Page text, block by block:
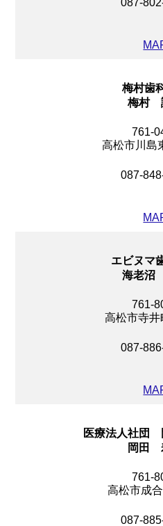
梅村歯
梅村
761-
高松市川島
087-
エビヌマ
海老沼
761-
高松市寺
087-
医療法人社団
岡田
761-
高松市成
087-